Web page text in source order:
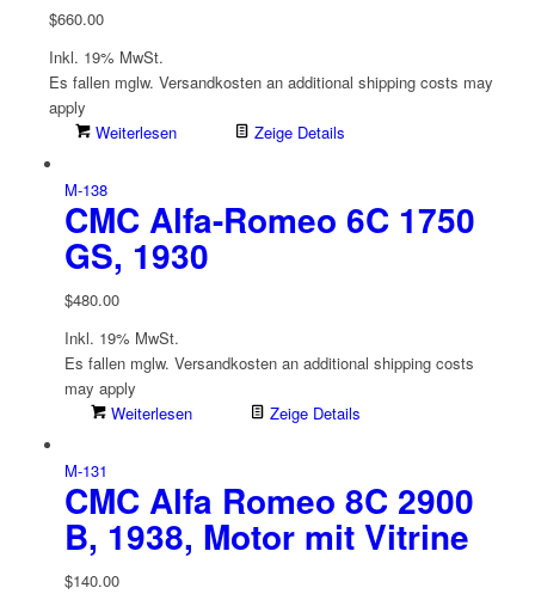
$660.00
Inkl. 19% MwSt.
Es fallen mglw. Versand­kosten an additional shipping costs may
apply
Weiterlesen
Zeige Details
M-138
CMC Alfa-Romeo 6C 1750
GS, 1930
$480.00
Inkl. 19% MwSt.
Es fallen mglw. Versand­kosten an additional shipping costs
may apply
Weiterlesen
Zeige Details
M-131
CMC Alfa Romeo 8C 2900
B, 1938, Motor mit Vitrine
$140.00